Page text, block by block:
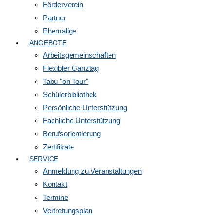
Förderverein
Partner
Ehemalige
ANGEBOTE
Arbeitsgemeinschaften
Flexibler Ganztag
Tabu "on Tour"
Schülerbibliothek
Persönliche Unterstützung
Fachliche Unterstützung
Berufsorientierung
Zertifikate
SERVICE
Anmeldung zu Veranstaltungen
Kontakt
Termine
Vertretungsplan